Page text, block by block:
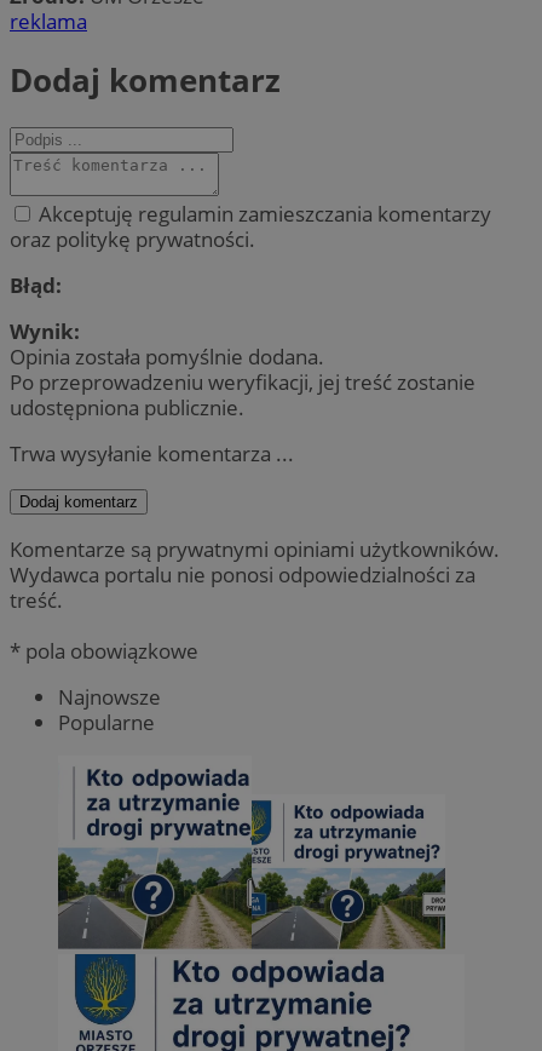
reklama
Dodaj komentarz
Akceptuję regulamin zamieszczania komentarzy
oraz politykę prywatności.
Błąd:
Wynik:
Opinia została pomyślnie dodana.
Po przeprowadzeniu weryfikacji, jej treść zostanie
udostępniona publicznie.
Trwa wysyłanie komentarza ...
Dodaj komentarz
Komentarze są prywatnymi opiniami użytkowników.
Wydawca portalu nie ponosi odpowiedzialności za
treść.
* pola obowiązkowe
Najnowsze
Popularne